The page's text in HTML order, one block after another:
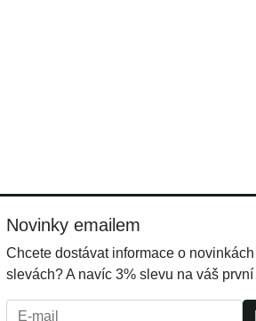
Novinky emailem
Chcete dostávat informace o novinkách
slevách? A navíc 3% slevu na váš
E-mail: